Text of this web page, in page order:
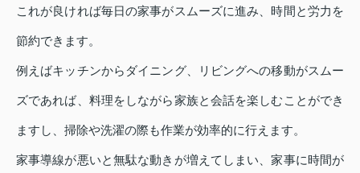
これが良ければ毎日の家事がスムーズに進み、時間と労力を
節約できます。
例えばキッチンからダイニング、リビングへの移動がスムー
ズであれば、料理をしながら家族と会話を楽しむことができ
ますし、掃除や洗濯の際も作業が効率的に行えます。
家事導線が悪いと無駄な動きが増えてしまい、家事に時間が